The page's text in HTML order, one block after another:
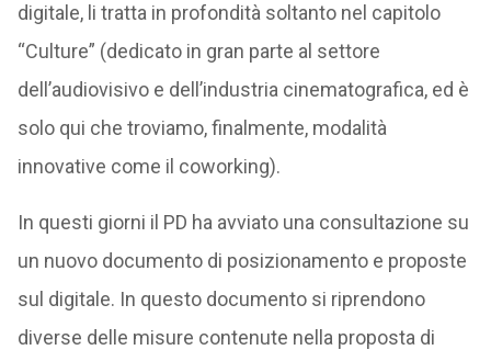
digitale, li tratta in profondità soltanto nel capitolo
“Culture” (dedicato in gran parte al settore
dell’audiovisivo e dell’industria cinematografica, ed è
solo qui che troviamo, finalmente, modalità
innovative come il coworking).
In questi giorni il PD ha avviato una consultazione su
un nuovo documento di posizionamento e proposte
sul digitale. In questo documento si riprendono
diverse delle misure contenute nella proposta di